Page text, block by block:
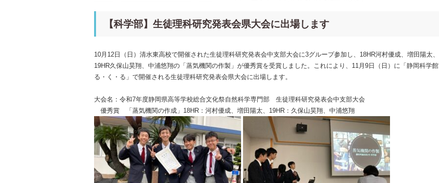
【科学部】生徒理科研究発表会県大会に出場します
10月 12 日（日）清水東高校で開催された生徒理科研究発表会中支部大会に3グループ参加し、18HR河村優成、増田陽太、
19HR久保山昊翔、中浦悠翔の「蒸気機関の作製」が優秀賞を受賞しました。これにより、 11月 9 日（日）に「静岡科学館
る・く・る」で開催される生徒理科研究発表会県大会に出場します。
大会名：令和7年度静岡県高等学校総合文化祭自然科学専門部 生徒理科研究発表会中支部大会
優秀賞
「蒸気機関の作成」 18HR：河村優成、増田陽太、19HR： 久保山昊翔、中浦悠翔